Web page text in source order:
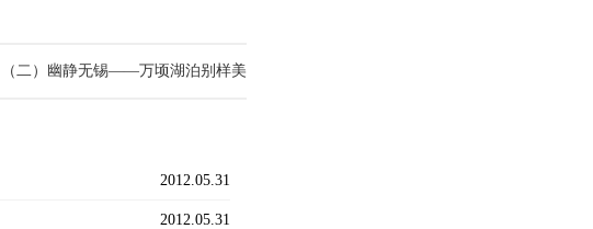
（二）幽静无锡——万顷湖泊别样美
2012.05.31
2012.05.31